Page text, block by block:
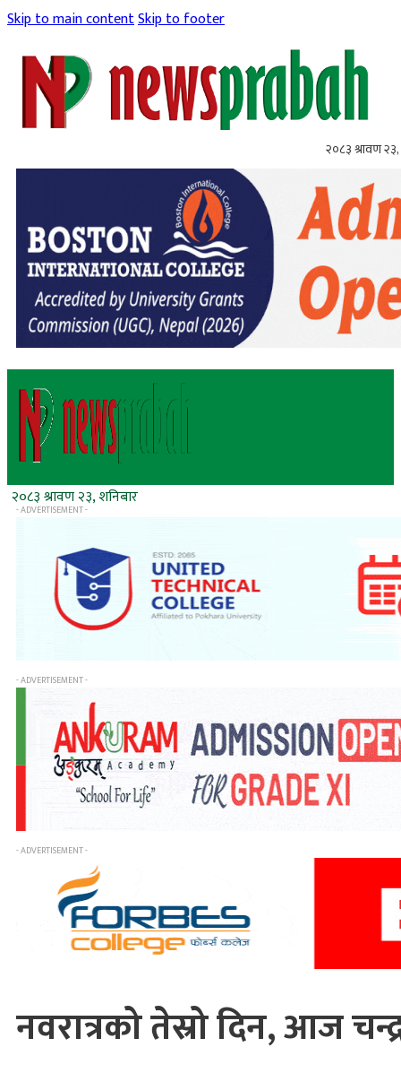
Skip to main contentSkip to footer
२०८३ श्रावण २३,
२०८३ श्रावण २३, शनिबार
- ADVERTISEMENT -
- ADVERTISEMENT -
- ADVERTISEMENT -
नवरात्रको तेस्रो दिन, आज